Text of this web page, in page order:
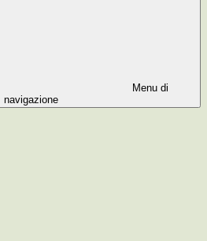
Menu di
navigazione